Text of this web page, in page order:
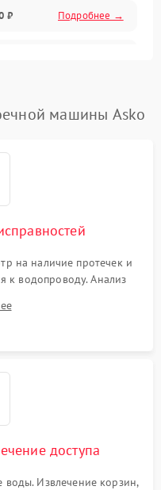
₽ Подробнее →
₽ Подробнее →
машины Asko
на наличие протечек и
к водопроводу. Анализ
нагрева, вращения
системы защиты
доступа
воды. Извлечение корзин,